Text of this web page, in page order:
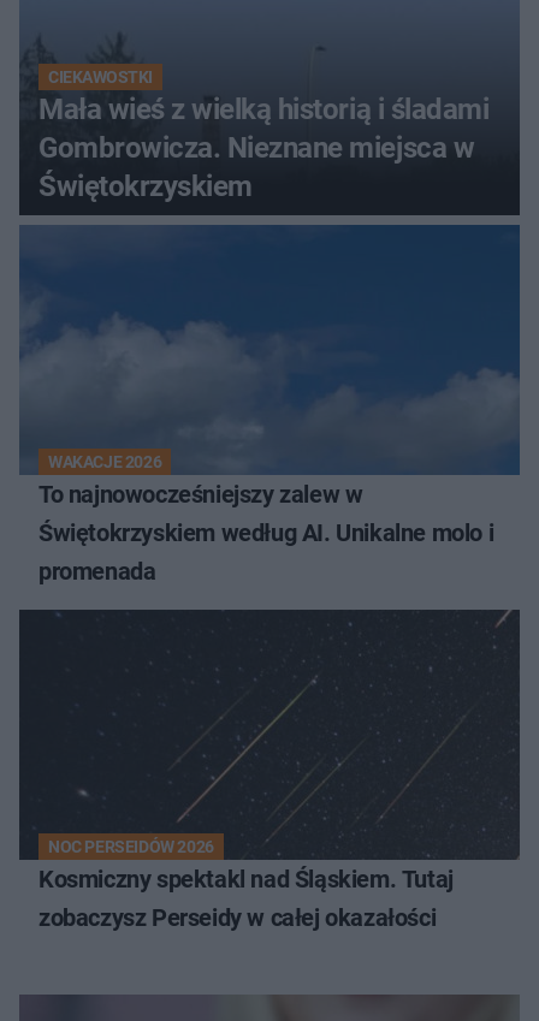
CIEKAWOSTKI
Mała wieś z wielką historią i śladami
Gombrowicza. Nieznane miejsca w
Świętokrzyskiem
WAKACJE 2026
To najnowocześniejszy zalew w
Świętokrzyskiem według AI. Unikalne molo i
promenada
NOC PERSEIDÓW 2026
Kosmiczny spektakl nad Śląskiem. Tutaj
zobaczysz Perseidy w całej okazałości